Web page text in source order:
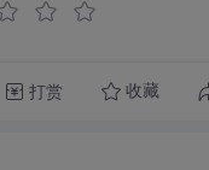
打赏 收藏